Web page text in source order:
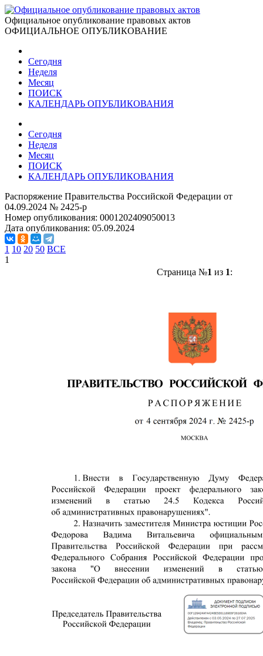
Официальное опубликование правовых актов
ОФИЦИАЛЬНОЕ ОПУБЛИКОВАНИЕ
Сегодня
Неделя
Месяц
ПОИСК
КАЛЕНДАРЬ ОПУБЛИКОВАНИЯ
Сегодня
Неделя
Месяц
ПОИСК
КАЛЕНДАРЬ ОПУБЛИКОВАНИЯ
Распоряжение Правительства Российской Федерации от
04.09.2024 № 2425-р
Номер опубликования: 0001202409050013
Дата опубликования: 05.09.2024
1 10 20 50 ВСЕ
1
Страница №1 из 1: